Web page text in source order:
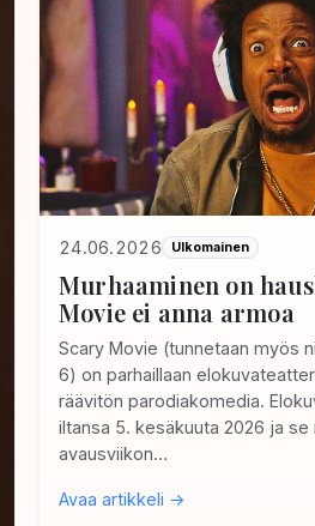
24.06.2026 Ulkomainen
Murhaaminen on
Movie ei anna armoa
Scary Movie (tunnetaan myös
6) on parhaillaan
räävitön parodiakomedia.
iltansa 5. kesäkuuta 2026 ja se
avausviikon…
Avaa artikkeli →